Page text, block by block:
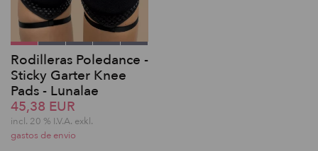
Rodilleras Poledance -
Sticky Garter Knee
Pads - Lunalae
45,38 EUR
incl. 20 % I.V.A. exkl.
gastos de envio